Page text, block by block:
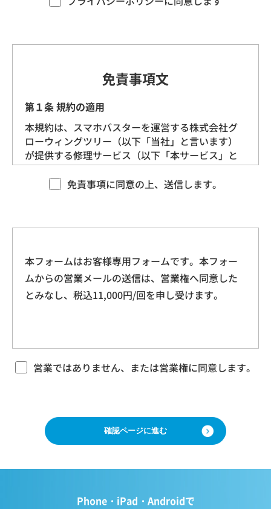
す。）を定めます。
第1条（プライバシー情報）
人情報保護法にいう「個人情報」を指すものと
し、生存する個人に関する情報であって、当該
号、連絡先その他の記述等により特定の個人を
識別できる情報を指します。
プライバシー情報のうち「履歴情報および特性
情報」とは、上記に定める「個人情報」以外の
ド、ご利用日時、ご利用の方法、ご利用環境、
郵便番号や性別、職業、年齢、ユーザーのIPア
ドレス、クッキー情報、位置情報、端末の個体
識別情報などを指します。
当社は、ユーザーが利用する際に氏名、生年月
号などの個人情報をお尋ねすることがありま
す。また、ユーザーと提携先などとの間でなさ
済に関する情報を当社の提携先（情報提供元、
携先｣といいます。）などから収集することがあ
免責事項文
第１条 規約の適用
本規約は、スマホバスターを運営する株式会社グ
ローウィングツリー（以下「当社」と言います）
が提供する修理サービス（以下「本サービス」と
言います）に適用される基本的な条件を定めるも
のです。 当社は、本規約に沿ってお客様に本サー
ご利用くださいますようお願いいたします。
第２条 契約の成立
本規約に基づく本サービスに関する契約は、お客
様が修理をご希望になる携帯電話（以下「修理依
て必要事項および本サービス提供の可否等を確認
の後、当社がお客様のご依頼を承諾することをも
サービスを提供できない場合があり、当社の任意
の判断でご依頼をお断りする場合がございますの
免責事項に同意の上、送信します。
本フォームはお客様専用フォームです。本フォー
ムからの営業メールの送信は、営業権へ同意した
とみなし、税込11,000円/回を申し受けます。
営業ではありません、または営業権に同意します。
Phone・iPad・Androidで